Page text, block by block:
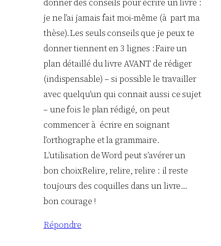
donner des conseils pour écrire un livre :
je ne l’ai jamais fait moi-même (à part ma
thèse).Les seuls conseils que je peux te
donner tiennent en 3 lignes :Faire un
plan détaillé du livre AVANT de rédiger
(indispensable) – si possible le travailler
avec quelqu’un qui connait aussi ce sujet
– une fois le plan rédigé, on peut
commencer à écrire en soignant
l’orthographe et la grammaire.
L’utilisation de Word peut s’avérer un
bon choixRelire, relire, relire : il reste
toujours des coquilles dans un livre…
bon courage !
Répondre